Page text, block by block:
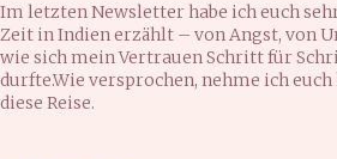
Im letzten Newsletter habe ich euch
Zeit in Indien erzählt – von Angst, von
wie sich mein Vertrauen Schritt für
durfte.Wie versprochen, nehme ich
diese Reise.